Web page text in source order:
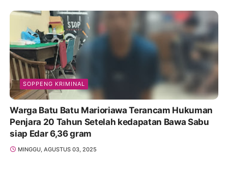
SOPPENG KRIMINAL
Warga Batu Batu Marioriawa Terancam Hukuman
Penjara 20 Tahun Setelah kedapatan Bawa Sabu
siap Edar 6,36 gram
MINGGU, AGUSTUS 03, 2025